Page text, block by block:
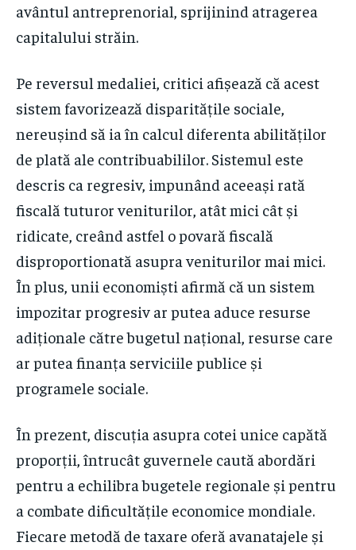
avântul antreprenorial, sprijinind atragerea
capitalului străin.
Pe reversul medaliei, critici afișează că acest
sistem favorizează disparitățile sociale,
nereușind să ia în calcul diferenta abilităților
de plată ale contribuabililor. Sistemul este
descris ca regresiv, impunând aceeași rată
fiscală tuturor veniturilor, atât mici cât și
ridicate, creând astfel o povară fiscală
disproportionată asupra veniturilor mai mici.
În plus, unii economiști afirmă că un sistem
impozitar progresiv ar putea aduce resurse
adiționale către bugetul național, resurse care
ar putea finanța serviciile publice și
programele sociale.
În prezent, discuția asupra cotei unice capătă
proporții, întrucât guvernele caută abordări
pentru a echilibra bugetele regionale și pentru
a combate dificultățile economice mondiale.
Fiecare metodă de taxare oferă avanatajele și